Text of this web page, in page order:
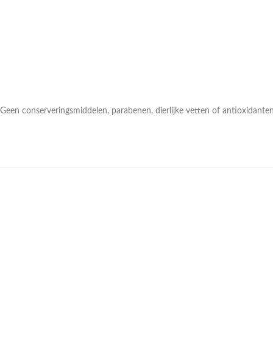
parabenen, dierlijke vetten of antioxidanten